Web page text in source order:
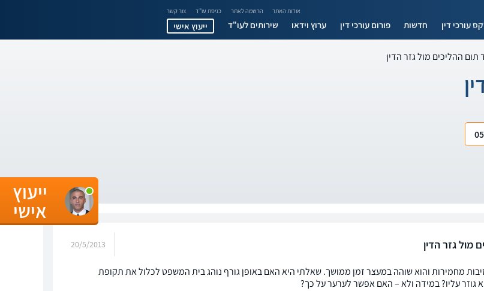
אודות האתר הרשמה לאתר כניסת עו"ד צור קשר
עורכי דין חדשות פורום עורכי דין ערוץ וידאו שירותים לעו"ד ייעוץ אישי
ההליכים מול גזר הדין
מול גזר הדין 20/5/2013
מחמירות והוא שוהה במעצר זמן ממושך. שאלתי היא האם באופן גורף נוהג בית המשפט לכלול את תקופת
גוזר עליו? במידה ולא – האם אפשר לערער על כך?
ייעוץ
אישי